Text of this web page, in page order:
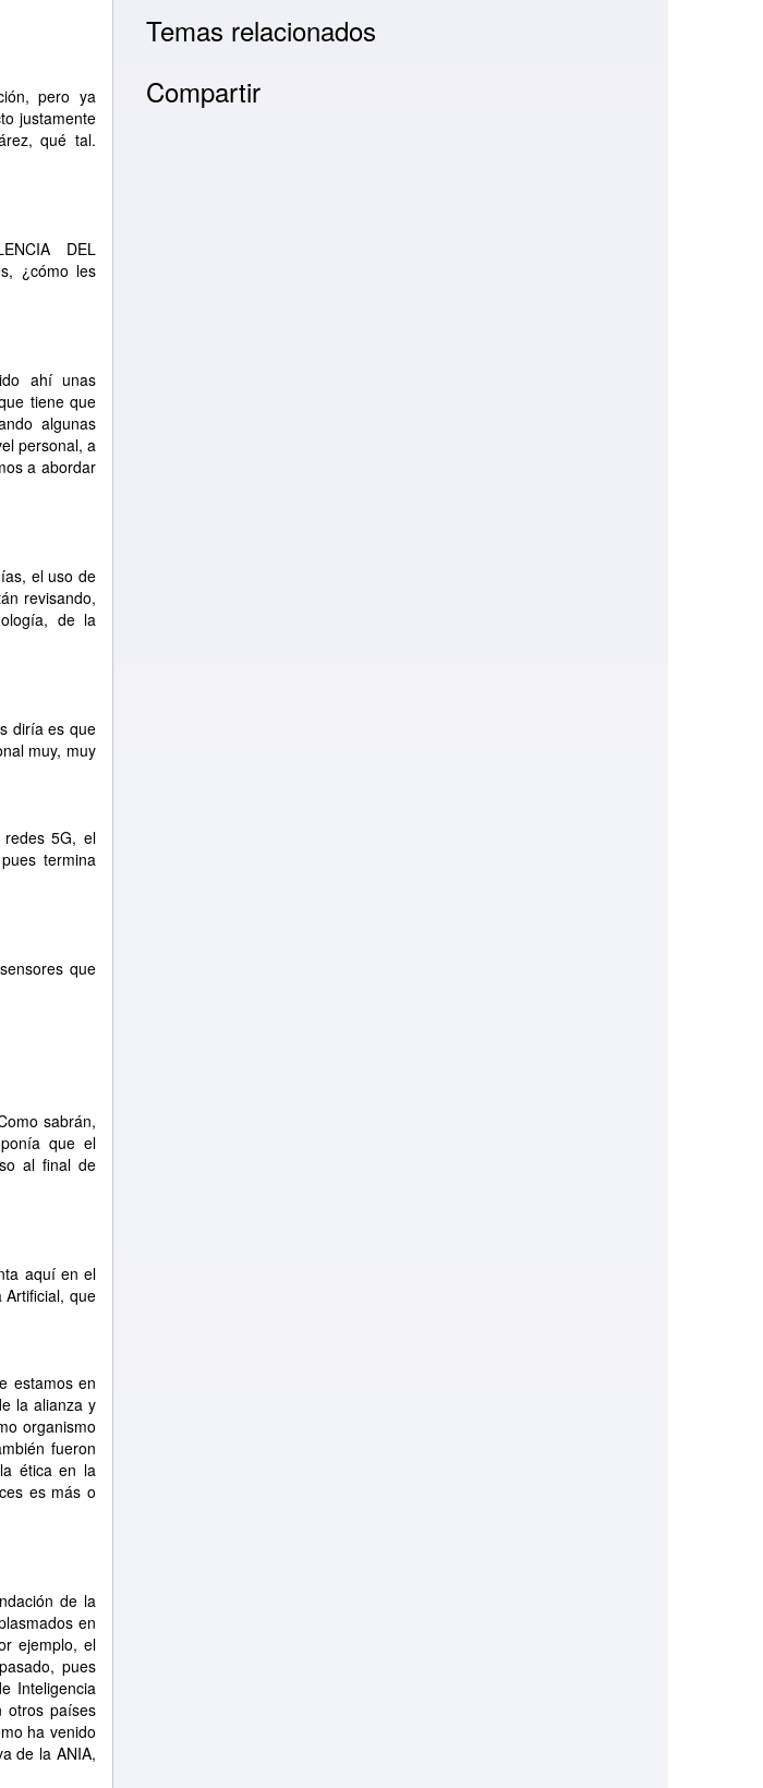
pero ya
justamente
qué tal.
DEL
¿cómo les
ahí unas
tiene que
algunas
personal, a
a abordar
el uso de
revisando,
de la
diría es que
muy, muy
5G, el
termina
que
sabrán,
que el
al final de
aquí en el
Artificial, que
estamos en
la alianza y
organismo
fueron
ética en la
es más o
de la
en
ejemplo, el
pues
Inteligencia
otros países
ha venido
de la ANIA,
Temas relacionados
Compartir